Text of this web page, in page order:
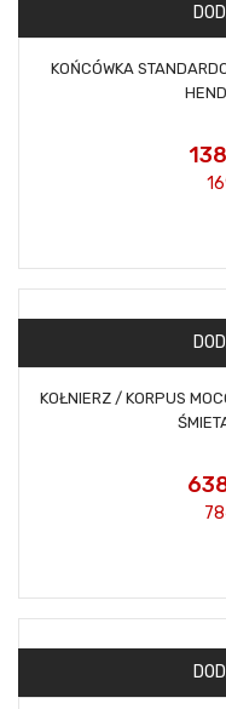
KOŃCÓWKA
KOŁNIERZ / KORPUS